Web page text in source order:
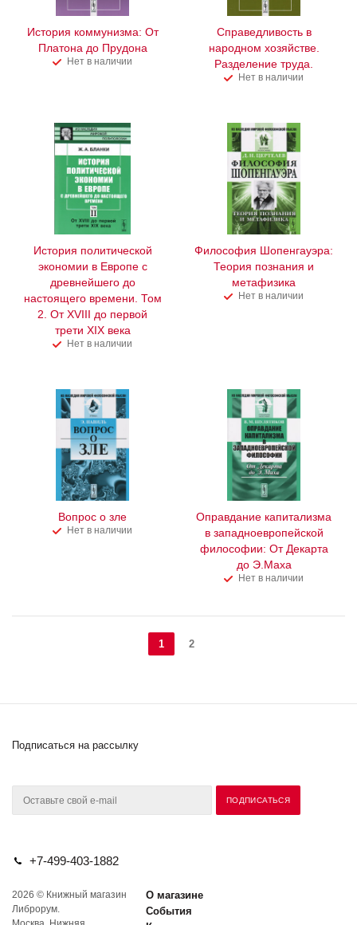
История коммунизма: От
Платона до Прудона
Нет в наличии
Справедливость в
народном хозяйстве.
Разделение труда.
Нет в наличии
История политической
экономии в Европе с
древнейшего до
настоящего времени. Том
2. От XVIII до первой
трети XIX века
Нет в наличии
Философия Шопенгауэра:
Теория познания и
метафизика
Нет в наличии
Вопрос о зле
Нет в наличии
Оправдание капитализма
в западноевропейской
философии: От Декарта
до Э.Маха
Нет в наличии
1 2
Подписаться на рассылку
+7-499-403-1882
2026 © Книжный магазин
Либрорум.
О магазине
События